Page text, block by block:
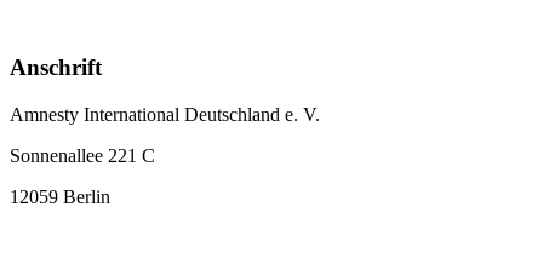
Anschrift
Amnesty International Deutschland e. V.
Sonnenallee 221 C
12059 Berlin